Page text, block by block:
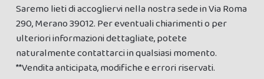
Saremo lieti di accogliervi nella nostra sede in Via Roma
290, Merano 39012. Per eventuali chiarimenti o per
ulteriori informazioni dettagliate, potete
naturalmente contattarci in qualsiasi momento.
**Vendita anticipata, modifiche e errori riservati.